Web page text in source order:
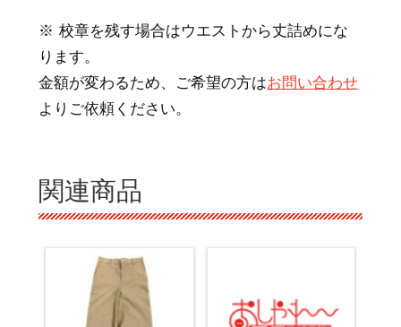
※ 校章を残す場合はウエストから丈詰めにな
ります。
金額が変わるため、ご希望の方はお問い合わせ
よりご依頼ください。
関連商品